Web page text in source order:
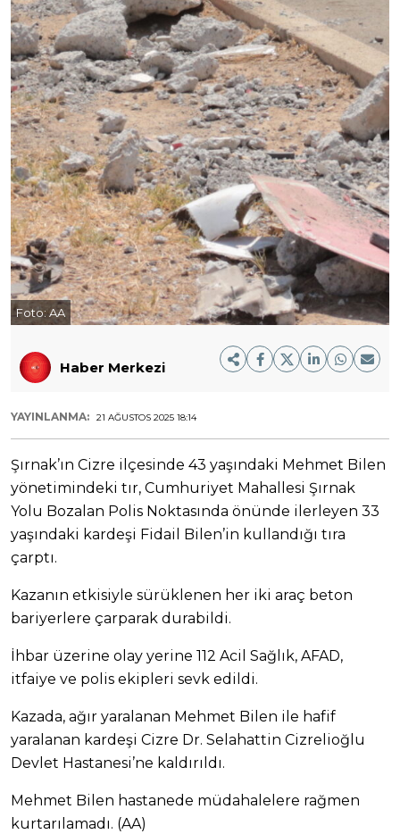
Foto:AA
Haber Merkezi
YAYINLANMA: 21 AĞUSTOS 2025 18:14
Şırnak’ın Cizre ilçesinde 43 yaşındaki Mehmet Bilen
yönetimindeki tır, Cumhuriyet Mahallesi Şırnak
Yolu Bozalan Polis Noktasında önünde ilerleyen 33
yaşındaki kardeşi Fidail Bilen’in kullandığı tıra
çarptı.
Kazanın etkisiyle sürüklenen her iki araç beton
bariyerlere çarparak durabildi.
İhbar üzerine olay yerine 112 Acil Sağlık, AFAD,
itfaiye ve polis ekipleri sevk edildi.
Kazada, ağır yaralanan Mehmet Bilen ile hafif
yaralanan kardeşi Cizre Dr. Selahattin Cizrelioğlu
Devlet Hastanesi’ne kaldırıldı.
Mehmet Bilen hastanede müdahalelere rağmen
kurtarılamadı. (AA)